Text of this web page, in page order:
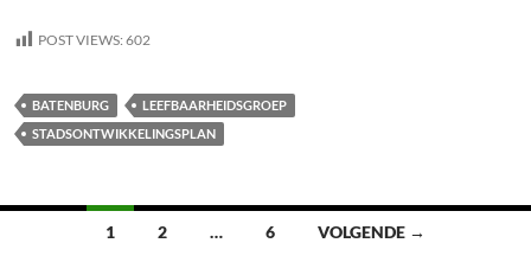
POST VIEWS: 602
BATENBURG
LEEFBAARHEIDSGROEP
STADSONTWIKKELINGSPLAN
Berichten
1 2 … 6 VOLGENDE →